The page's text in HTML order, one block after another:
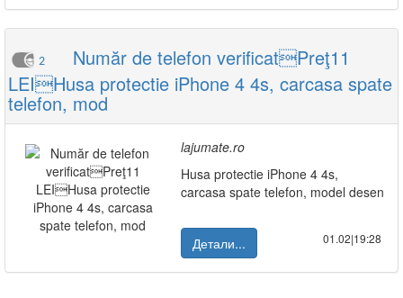
2
Număr de telefon verificatPreţ11
LEIHusa protectie iPhone 4 4s, carcasa spate
telefon, mod
lajumate.ro
Husa protectie iPhone 4 4s,
carcasa spate telefon, model desen
Детали... 01.02|19:28